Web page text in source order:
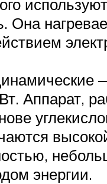
Она
Аппарат,
энергии.